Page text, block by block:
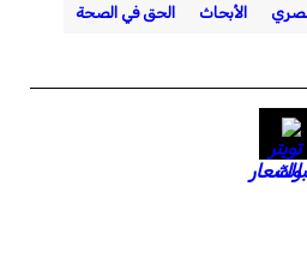
الأبحاث الحق في الصحة